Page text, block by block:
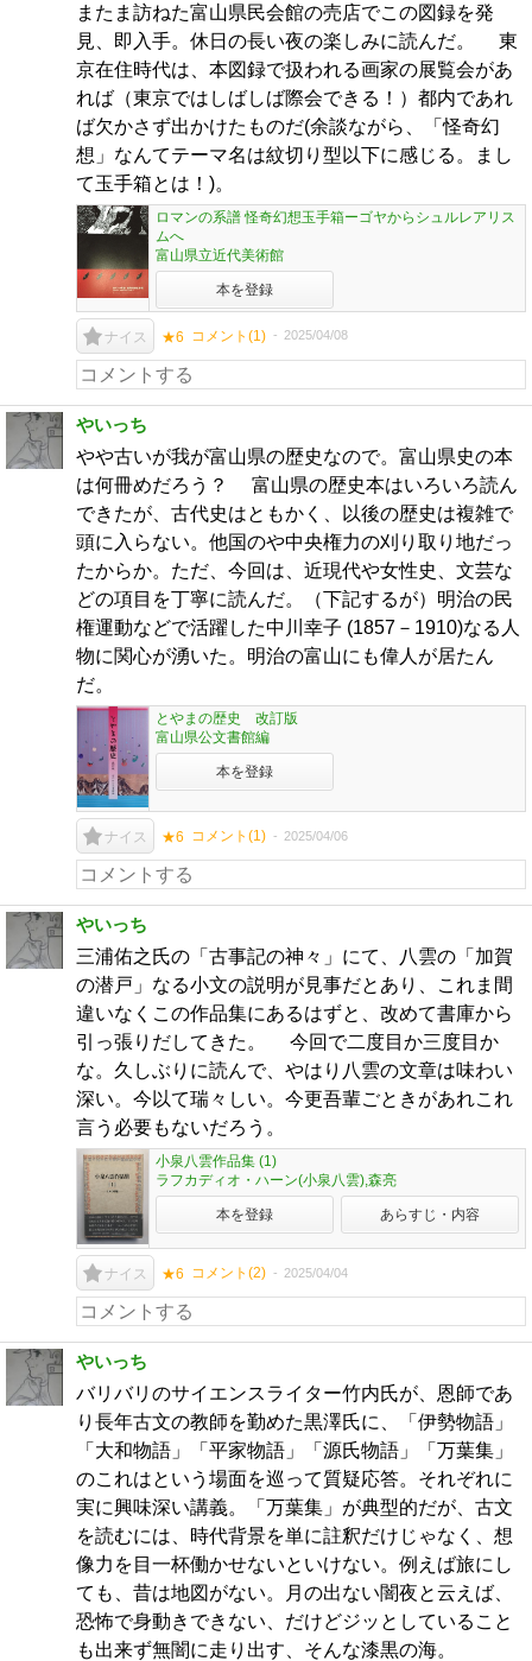
またま訪ねた富山県民会館の売店でこの図録を発
見、即入手。休日の長い夜の楽しみに読んだ。 東
京在住時代は、本図録で扱われる画家の展覧会があ
れば（東京ではしばしば際会できる！）都内であれ
ば欠かさず出かけたものだ(余談ながら、「怪奇幻
想」なんてテーマ名は紋切り型以下に感じる。まし
て玉手箱とは！)。
ロマンの系譜 怪奇幻想玉手箱ーゴヤからシュルレアリス
ムへ
富山県立近代美術館
本を登録
ナイス ★6 コメント(1 ) 2025/04/08
やいっち
やや古いが我が富山県の歴史なので。富山県史の本
は何冊めだろう？ 富山県の歴史本はいろいろ読ん
できたが、古代史はともかく、以後の歴史は複雑で
頭に入らない。他国のや中央権力の刈り取り地だっ
たからか。ただ、今回は、近現代や女性史、文芸な
どの項目を丁寧に読んだ。（下記するが）明治の民
権運動などで活躍した中川幸子 (1857－1910)なる人
物に関心が湧いた。明治の富山にも偉人が居たん
だ。
とやまの歴史 改訂版
富山県公文書館編
本を登録
ナイス ★6 コメント(1) 2025/04/06
やいっち
三浦佑之氏の「古事記の神々」にて、八雲の「加賀
の潜戸」なる小文の説明が見事だとあり、これま間
違いなくこの作品集にあるはずと、改めて書庫から
引っ張りだしてきた。 今回で二度目か三度目か
な。久しぶりに読んで、やはり八雲の文章は味わい
深い。今以て瑞々しい。今更吾輩ごときがあれこれ
言う必要もないだろう。
小泉八雲作品集 (1)
ラフカディオ・ハーン(小泉八雲),森亮
本を登録 あらすじ・内容
ナイス ★6 コメント(2) 2025/04/04
やいっち
バリバリのサイエンスライター竹内氏が、恩師であ
り長年古文の教師を勤めた黒澤氏に、「伊勢物語」
「大和物語」「平家物語」「源氏物語」「万葉集」
のこれはという場面を巡って質疑応答。それぞれに
実に興味深い講義。「万葉集」が典型的だが、古文
を読むには、時代背景を単に註釈だけじゃなく、想
像力を目一杯働かせないといけない。例えば旅にし
ても、昔は地図がない。月の出ない闇夜と云えば、
恐怖で身動きできない、だけどジッとしていること
も出来ず無闇に走り出す、そんな漆黒の海。